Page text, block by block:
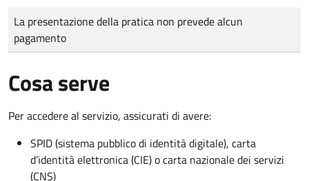
Tipo di pagamento
Importo
La presentazione della pratica non prevede alcun
pagamento
Cosa serve
Per accedere al servizio, assicurati di avere:
SPID (sistema pubblico di identità digitale), carta
d’identità elettronica (CIE) o carta nazionale dei servizi
(CNS)